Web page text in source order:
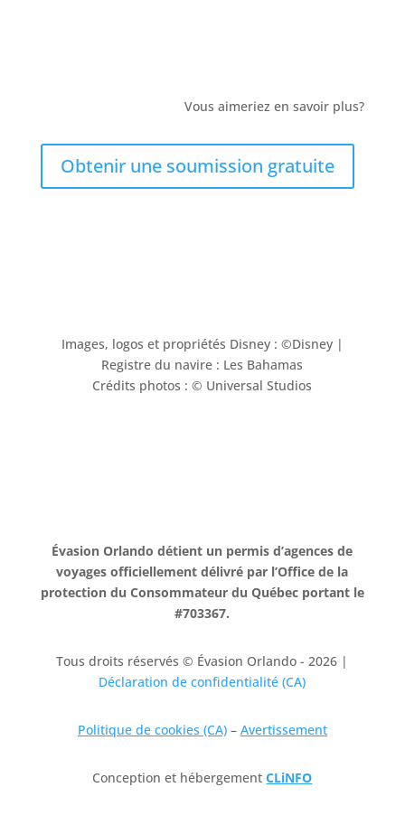
Vous aimeriez en savoir plus?
Obtenir une soumission gratuite
Images, logos et propriétés Disney : ©Disney |
Registre du navire : Les Bahamas
Crédits photos : © Universal Studios
Évasion Orlando détient un permis d’agences de
voyages officiellement délivré par l’Office de la
protection du Consommateur du Québec portant le
#703367.
Tous droits réservés © Évasion Orlando - 2026 |
Déclaration de confidentialité (CA)
Politique de cookies (CA)– Avertissement
Conception et hébergementCLiNFO